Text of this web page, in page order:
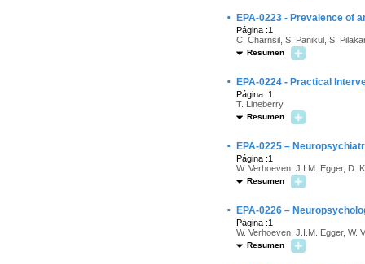
· EPA-0223 - Prevalence of
Página :1
C. Charnsil, S. Panikul, S.
Resumen
· EPA-0224 - Practical
Página :1
T. Lineberry
Resumen
· EPA-0225 –
Página :1
W. Verhoeven, J.I.M. Egger, D.
Resumen
· EPA-0226 –
Página :1
W. Verhoeven, J.I.M. Egger, W.
Resumen